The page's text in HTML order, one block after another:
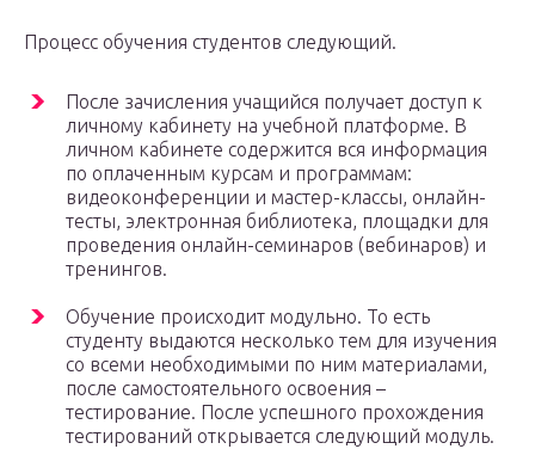
Процесс обучения студентов следующий.
После зачисления учащийся получает доступ к
личному кабинету на учебной платформе. В
личном кабинете содержится вся информация
по оплаченным курсам и программам:
видеоконференции и мастер-классы, онлайн-
тесты, электронная библиотека, площадки для
проведения онлайн-семинаров (вебинаров) и
тренингов.
Обучение происходит модульно. То есть
студенту выдаются несколько тем для изучения
со всеми необходимыми по ним материалами,
после самостоятельного освоения –
тестирование. После успешного прохождения
тестирований открывается следующий модуль.